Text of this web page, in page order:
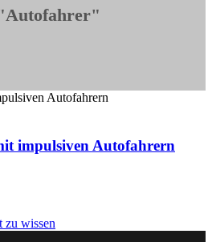
impulsiven Autofahrern
zu wissen